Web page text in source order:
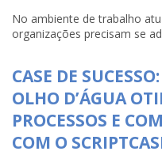
No ambiente de trabalho
organizações precisam se
CASE DE
OLHO D’ÁGUA
PROCESSOS E
COM O